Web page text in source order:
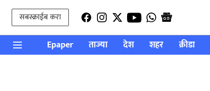
सबस्क्राईब करा
Epaper ताज्या देश शहर क्रीडा